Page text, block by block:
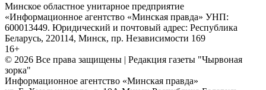
Минское областное унитарное предприятие
«Информационное агентство «Минская правда» УНП:
600013449. Юридический и почтовый адрес: Республика
Беларусь, 220114, Минск, пр. Независимости 169
16+
© 2026 Все права защищены | Редакция газеты "Чырвоная
зорка"
Информационное агентство «Минская правда»